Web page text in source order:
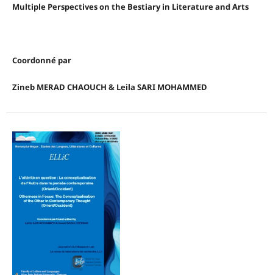
Multiple Perspectives on the Bestiary in Literature and Arts
Coordonné par
Zineb MERAD CHAOUCH & Leila SARI MOHAMMED